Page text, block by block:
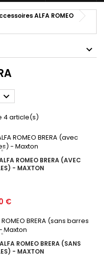
ALFA ROMEO

4 article(s)
ROMEO BRERA (AVEC
- MAXTON
€
ROMEO BRERA (SANS
- MAXTON